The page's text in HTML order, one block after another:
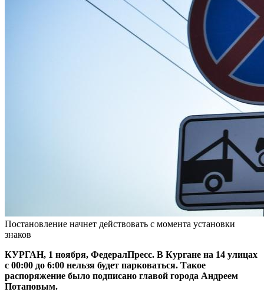
Постановление начнет действовать с момента установки
знаков
КУРГАН, 1 ноября, ФедералПресс. В Кургане на 14 улицах
с 00:00 до 6:00 нельзя будет парковаться. Такое
распоряжение было подписано главой города Андреем
Потаповым.